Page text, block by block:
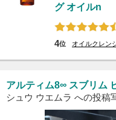
グ オイルn
4位 オイルクレン
アルティム8∞ スブリム
シュウ ウエムラ への投稿